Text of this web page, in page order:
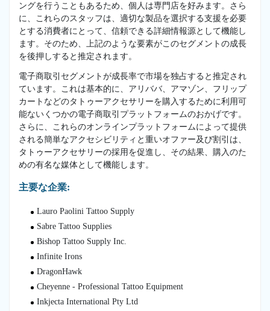
ングを行うこともあるため、個人は専門店を好みます。さら
に、これらのスタッフは、適切な製品を選択する支援を必要
とする消費者にとって、信頼できる詳細情報源として機能し
ます。そのため、上記のような要素がこのセグメントの成長
を後押しすると推定されます。
電子商取引セグメントが成長率で市場を独占すると推定され
ています。これは基本的に、アリババ、アマゾン、フリップ
カートなどのタトゥーアクセサリーを購入するために利用可
能ないくつかの電子商取引プラットフォームのおかげです。
さらに、これらのオンラインプラットフォームによって提供
される簡単なアクセシビリティと重いオファー及び割引は、
タトゥーアクセサリーの採用を促進し、その結果、購入のた
めの有名な媒体として機能します。
主要な企業:
Lauro Paolini Tattoo Supply
Sabre Tattoo Supplies
Bishop Tattoo Supply Inc.
Infinite Irons
DragonHawk
Cheyenne - Professional Tattoo Equipment
Inkjecta International Pty Ltd